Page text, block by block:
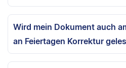
Wird mein Dokument auch
an Feiertagen Korrektur